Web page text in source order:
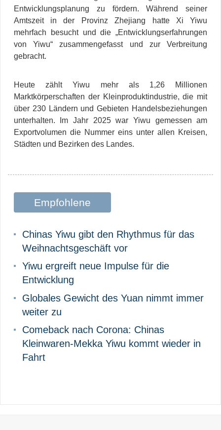
Entwicklungsplanung zu fördern. Während seiner
Amtszeit in der Provinz Zhejiang hatte Xi Yiwu
mehrfach besucht und die „Entwicklungserfahrungen
von Yiwu“ zusammengefasst und zur Verbreitung
gebracht.
Heute zählt Yiwu mehr als 1,26 Millionen
Marktkörperschaften der Kleinproduktindustrie, die mit
über 230 Ländern und Gebieten Handelsbeziehungen
unterhalten. Im Jahr 2025 war Yiwu gemessen am
Exportvolumen die Nummer eins unter allen Kreisen,
Städten und Bezirken des Landes.
Empfohlene
Chinas Yiwu gibt den Rhythmus für das
Weihnachtsgeschäft vor
Yiwu ergreift neue Impulse für die
Entwicklung
Globales Gewicht des Yuan nimmt immer
weiter zu
Comeback nach Corona: Chinas
Kleinwaren-Mekka Yiwu kommt wieder in
Fahrt